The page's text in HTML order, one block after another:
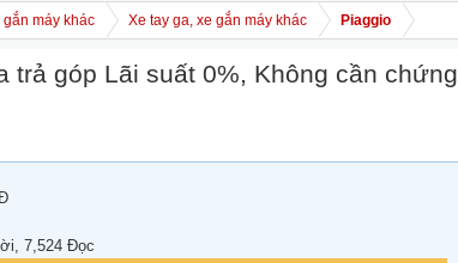
gắn máy khác Xe tay ga, xe gắn máy khác Piaggio
trả góp Lãi suất 0%, Không cần chứng
7,524 Đọc